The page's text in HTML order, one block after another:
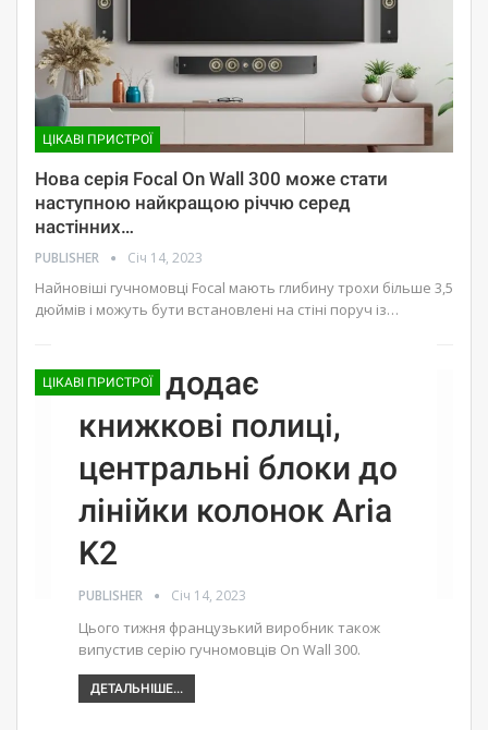
ЦІКАВІ ПРИСТРОЇ
Нова серія Focal On Wall 300 може стати
наступною найкращою річчю серед
настінних…
PUBLISHER Січ 14, 2023
Найновіші гучномовці Focal мають глибину трохи більше 3,5
дюймів і можуть бути встановлені на стіні поруч із…
ЦІКАВІ ПРИСТРОЇ
Focal додає
книжкові полиці,
центральні блоки до
лінійки колонок Aria
K2
PUBLISHER Січ 14, 2023
Цього тижня французький виробник також
випустив серію гучномовців On Wall 300.
ДЕТАЛЬНІШЕ...